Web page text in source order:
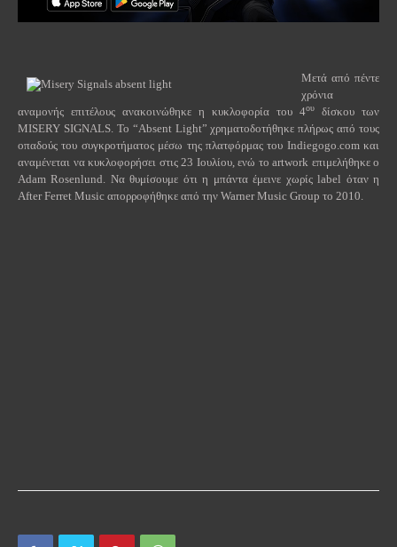
Μετά από πέντε
χρόνια
αναμονής επιτέλους ανακοινώθηκε η κυκλοφορία του 4ου
δίσκου των
MISERY SIGNALS. Το “Absent Light” χρηματοδοτήθηκε πλήρως από τους
οπαδούς του συγκροτήματος μέσω της πλατφόρμας του Indiegogo com και
αναμένεται να κυκλοφορήσει στις 23 Ιουλίου, ενώ το artwork επιμελήθηκε ο
Adam Rosenlund. Να θυμίσουμε ότι η μπάντα έμεινε χωρίςlabel όταν η
After Ferret Music απορροφήθηκε από την Warner Music Group το 2010.